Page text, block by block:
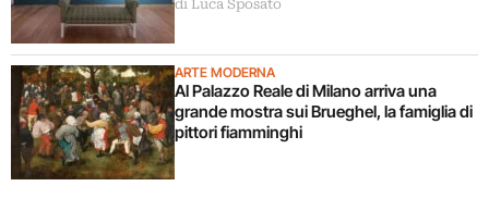
Caravaggio”
di Luca Sposato
ARTE MODERNA
Al Palazzo Reale di Milano arriva una
grande mostra sui Brueghel, la famiglia di
pittori fiamminghi